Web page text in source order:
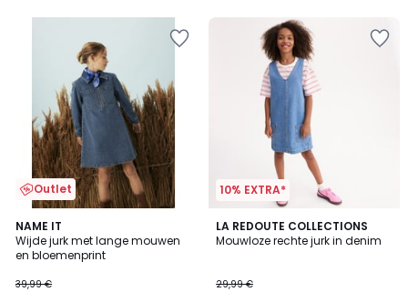
Outlet
NAME IT
Wijde jurk met lange mouwen
en bloemenprint
39,99 €
10% EXTRA*
LA REDOUTE COLLECTIONS
Mouwloze rechte jurk in denim
29,99 €